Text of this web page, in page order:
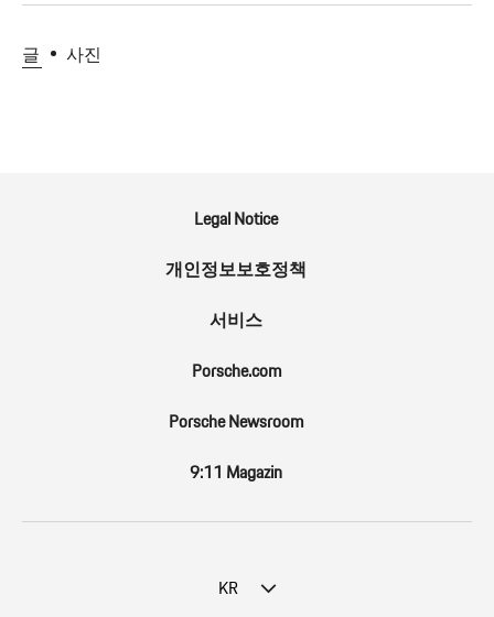
글 사진
Legal Notice
개인정보보호정책
서비스
Porsche.com
Porsche Newsroom
9:11 Magazin
KR